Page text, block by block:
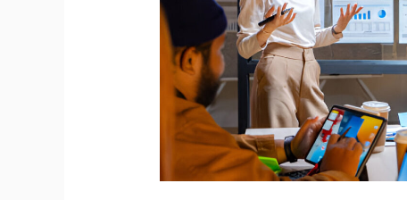
Kesalahan
Umum
dalam
Personal
Communication